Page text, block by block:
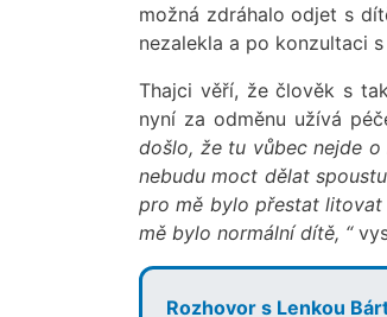
možná zdráhalo odjet s
nezalekla a po konzultaci
Thajci věří, že člověk s
nyní za odměnu užívá
došlo, že tu vůbec nejde
nebudu moct dělat
pro mě bylo přestat
mě bylo normální dítě, “
Rozhovor s Lenkou